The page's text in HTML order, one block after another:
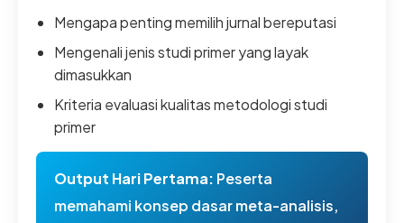
Mengapa penting memilih jurnal bereputasi
Mengenali jenis studi primer yang layak
dimasukkan
Kriteria evaluasi kualitas metodologi studi
primer
Output Hari Pertama: Peserta
memahami konsep dasar meta-analisis,